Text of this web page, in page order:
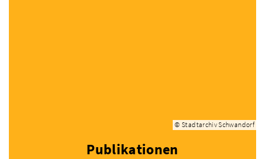
© Stadtarchiv Schwandorf
Publikationen